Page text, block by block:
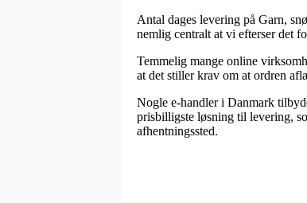
Antal dages levering på Garn,
nemlig centralt at vi efterser det
Temmelig mange online
at det stiller krav om at ordren
Nogle e-handler i Danmark
prisbilligste løsning til levering,
afhentningssted.